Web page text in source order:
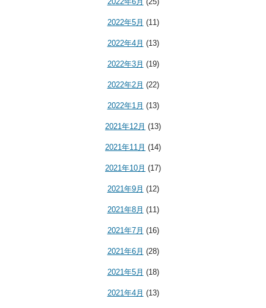
2022年5月 (11)
2022年4月 (13)
2022年3月 (19)
2022年2月 (22)
2022年1月 (13)
2021年12月 (13)
2021年11月 (14)
2021年10月 (17)
2021年9月 (12)
2021年8月 (11)
2021年7月 (16)
2021年6月 (28)
2021年5月 (18)
2021年4月 (13)